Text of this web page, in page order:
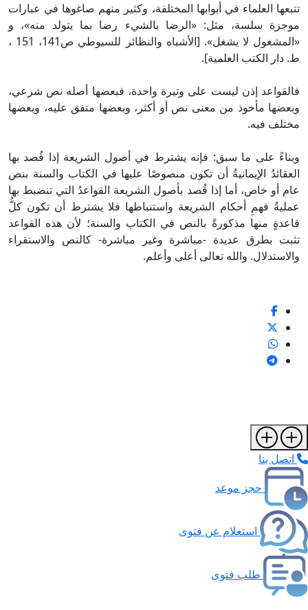
تتبعها العلماء في أبوابها المختلفة، وكثير منهم صاغوها في عبارات
موجزة سلسة، مثل: «الرضا بالشيء رضا بما يتولد منه»، و
«المشغول لا يشغل». [الأشباه والنظائر للسيوطي ص141، 151 ،
ط. دار الكتب العلمية].
فالقواعد إذن ليست على وتيرة واحدة، فبعضها أصله نص شرعي،
وبعضها مأخوذ من معنى نص أو أكثر، وبعضها متفق عليه، وبعضها
مختلف فيه.
وبناءً على ما سبق: فإنه يشترط في أصول الشريعة إذا قُصد بها
العقائدُ الإيمانيةُ أن تكون منصوصًا عليها في الكتاب والسنة بنص
عام أو خاص، أما إذا قُصد بأصول الشريعة القواعدُ التي تنضبط بها
عمليةُ فهمِ أحكام الشريعة واستنباطها فلا يشترط أن تكون كلُّ
قاعدةٍ منها مذكورةً بالنص في الكتاب والسنة؛ لأن هذه القواعد
تثبت بطرق عديدة -مباشرة وغير مباشرة- كالنص والاستقراء
والاستدلال. والله تعالى أعلى وأعلم.
اتصل بنا
حجز موعد
استعلام عن فتوى
طلب فتوى